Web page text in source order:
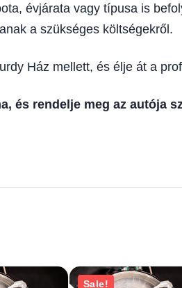
évjárata vagy típusa is
a szükséges költségekről.
Ház mellett, és élje át a
és rendelje meg az autója
Sale!